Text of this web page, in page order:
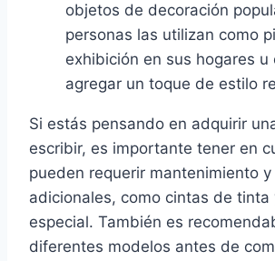
objetos de decoración
personas las utilizan como
exhibición en sus hogares u
agregar un toque de estilo
Si estás pensando en adquirir
escribir, es importante tener en
pueden requerir mantenimiento
adicionales, como cintas de tinta
especial. También es
diferentes modelos antes de